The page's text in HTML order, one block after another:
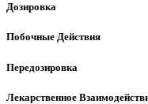
Дозировка
Побочные Действия
Передозировка
Лекарственное